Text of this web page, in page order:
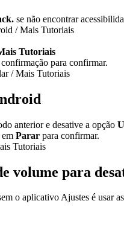
se não encontrar
para confirmar.
anterior e desative a opção
Parar para confirmar.
volume para
o aplicativo Ajustes é usar